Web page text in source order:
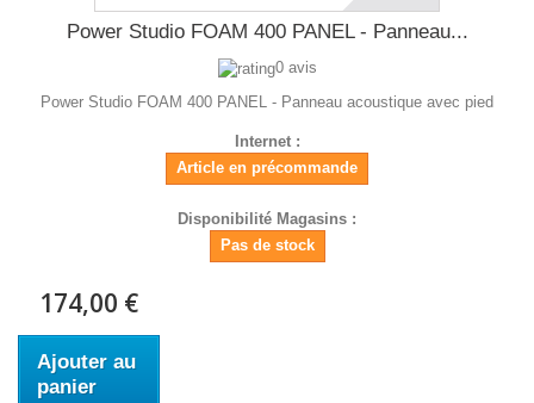
Power Studio FOAM 400 PANEL - Panneau...
0 avis
Power Studio FOAM 400 PANEL - Panneau acoustique avec pied
Internet :
Article en précommande
Disponibilité Magasins :
Pas de stock
174,00 €
Ajouter au
panier